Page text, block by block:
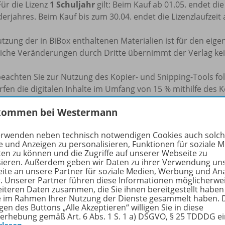
die Lizenz 1 Schuljahr gilt: Beim Kauf ab 01.05. endet
Beim Kauf bis zum 30.04. endet die
der in BiBox enthaltenen Materialien ist für den
Veränderungen durch Dritte übernimmt der Verlag
Sie zur Nutzung des Kopier- und Snipping-Tools
die digitalen Inhalte im Umfang von 15 % mithilfe des
und zur Darstellung des Unterrichts pro
oder ausgeschnittenen Inhalte im Umfang von 15 %
auf dem Schulserver (z.B. Schul-Intranet) hochladen,
Klasse oder derselben Projektgruppe darauf
oder ausgeschnittenen Inhalte im frei
an fremde Dritte oder eine sonstige kommerzielle
aus unseren digitalen Produkten sind Sie
Quellenangaben zu beachten und die
mit einzufügen. Unterlassungen dieser Verpflichtungen
urheberrechtlichen Schadensersatzansprüchen führen
bei Westermann
neben technisch notwendigen Cookies auch
und Anzeigen zu personalisieren, Funktionen für soziale
zu können und die Zugriffe auf unserer Webseite zu
Außerdem geben wir Daten zu ihrer Verwendung
an unsere Partner für soziale Medien, Werbung und
Unserer Partner führen diese Informationen
Daten zusammen, die Sie ihnen bereitgestellt
im Rahmen Ihrer Nutzung der Dienste gesammelt haben.
des Buttons „Alle Akzeptieren“ willigen Sie in diese
gemäß Art. 6 Abs. 1 S. 1 a) DSGVO, § 25 TDDDG